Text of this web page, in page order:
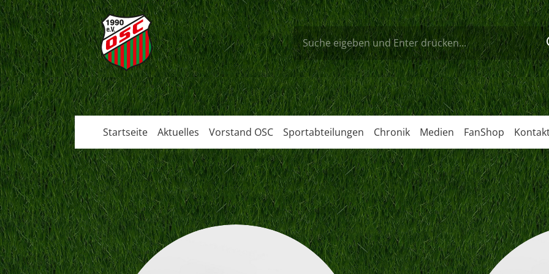
Startseite Aktuelles Vorstand OSC Sportabteilungen Chronik Medien FanShop